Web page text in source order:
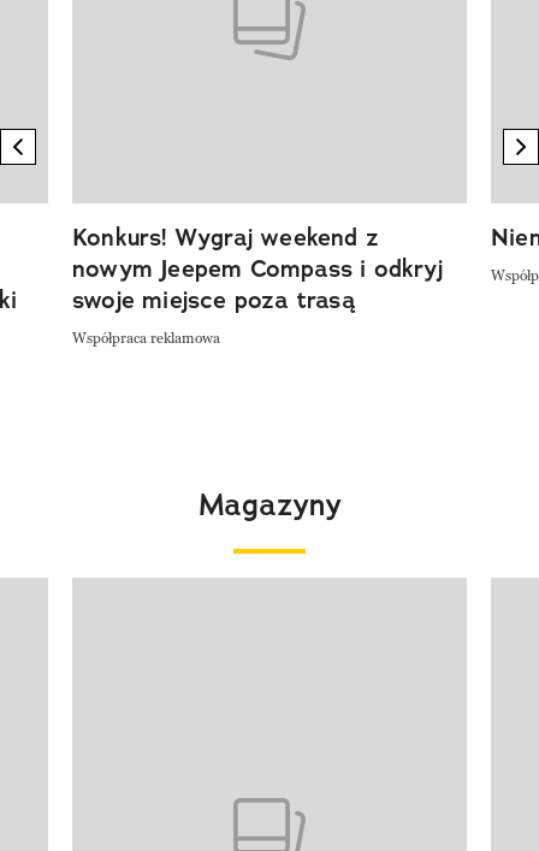
previous element
Konkurs! Wygraj weekend z
nowym Jeepem Compass i odkryj
swoje miejsce poza trasą
Współpraca reklamowa
Magazyny